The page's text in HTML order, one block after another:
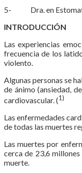
5- Dra. en
INTRODUCCIÓN
Las experiencias
frecuencia de los
violento.
Algunas personas se
de ánimo (ansiedad,
cardiovascular. (1)
Las enfermedades
de todas las muertes
Las muertes por
cerca de 23,6
muerte.